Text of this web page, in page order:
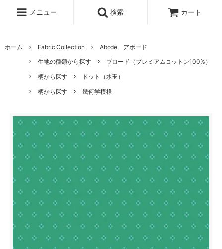
メニュー 検索 カート
ホーム Fabric Collection
Abode アボード
生地の種類から探す
ブロード（プレミアムコットン100%）
柄から探す
ドット（水玉）
柄から探す
幾何学模様